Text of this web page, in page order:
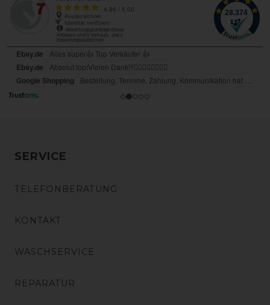
SERVICE
TELEFONBERATUNG
KONTAKT
WASCHSERVICE
REPARATUR